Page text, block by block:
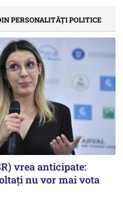
PERSONALITĂȚI POLITICE
vrea anticipate:
nu vor mai vota